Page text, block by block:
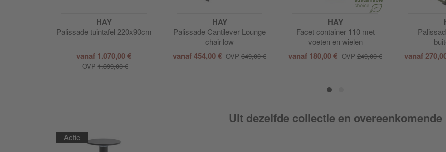
HAY
Palissade tuintafel 220x90cm
vanaf 1.070,00 €
OVP1.399,00 €
HAY
Palissade Cantilever Lounge
chair low
vanaf454,00 € OVP 649,00 €
HAY
Facet container 110 met
voeten en wielen
vanaf 180,00 € OVP 249,00 € vanaf
Uit dezelfde collectie en overeenkomende
Actie